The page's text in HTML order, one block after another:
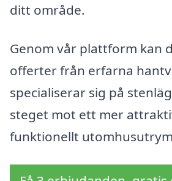
ditt område.
Genom vår plattform kan
offerter från erfarna
specialiserar sig på
steget mot ett mer
funktionellt